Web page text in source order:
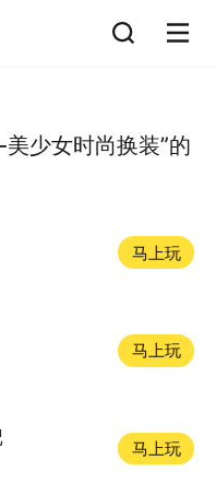
少女时尚换装”的
马上玩
马上玩
马上玩